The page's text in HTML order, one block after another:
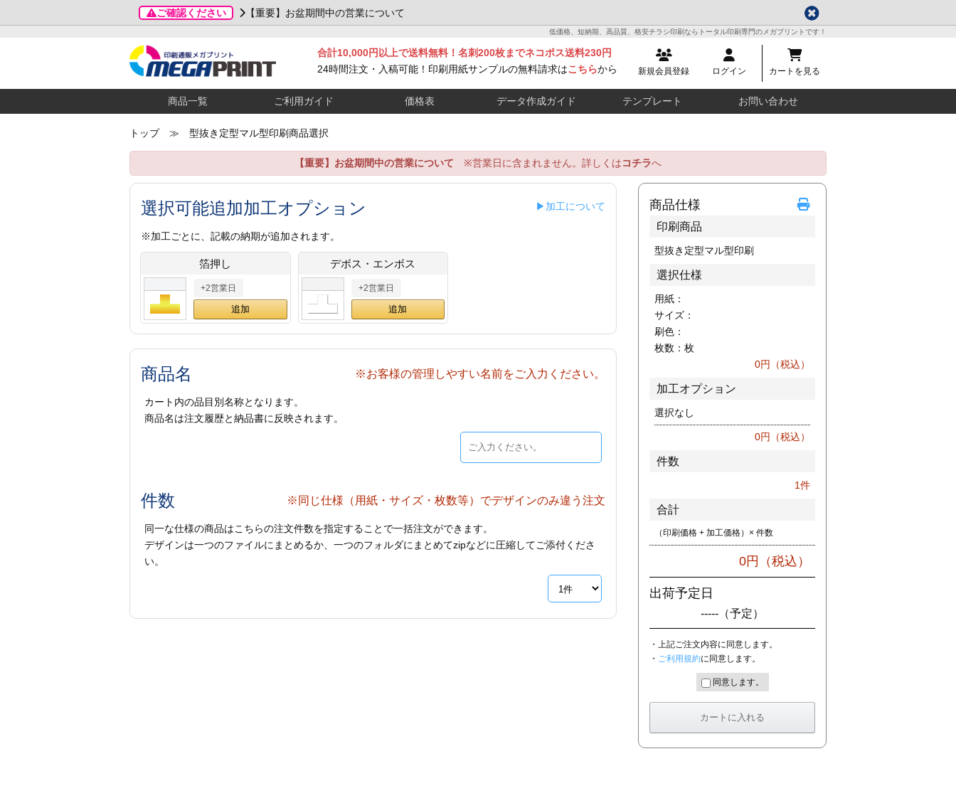
ご確認ください 【重要】お盆期間中の営業について
低価格、短納期、高品質、格安チラシ印刷ならトータル印刷専門のメガプリントです！
新規会員登録 ログイン カートを見る
合計10,000円以上で送料無料！名刺200枚までネコポス送料230円
24時間注文・入稿可能！印刷用紙サンプルの無料請求はこちらから
商品一覧 ご利用ガイド 価格表 データ作成ガイド テンプレート お問い合わせ
トップ≫ 型抜き定型マル型印刷商品選択
【重要】お盆期間中の営業について ※営業日に含まれません。詳しくはコチラへ
選択可能追加加工オプション ▶加工について
※加工ごとに、記載の納期が追加されます。
箔押し
+2営業日
デボス・エンボス
+2営業日
商品名 ※お客様の管理しやすい名前をご入力ください。
カート内の品目別名称となります。
商品名は注文履歴と納品書に反映されます。
件数 ※同じ仕様（用紙・サイズ・枚数等）でデザインのみ違う注文
同一な仕様の商品はこちらの注文件数を指定することで一括注文ができます。
デザインは一つのファイルにまとめるか、一つのフォルダにまとめてzipなどに圧縮してご添付くださ
い。
商品仕様
印刷商品
型抜き定型マル型印刷
選択仕様
用紙：
サイズ：
刷色：
枚数： 枚
0円（税込）
加工オプション
選択なし
0円（税込）
件数
1件
合計
（印刷価格 + 加工価格）× 件数
0円（税込）
出荷予定日
----- （予定）
・上記ご注文内容に同意します。
・ ご利用規約に同意します。
同意します。